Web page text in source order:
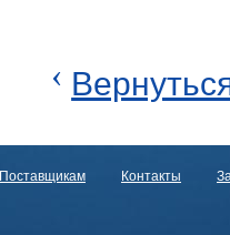
‹
Поставщикам Контакты